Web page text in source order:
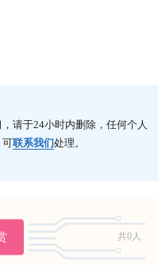
请于24小时内删除，任何个人
可联系我们处理。
共0人